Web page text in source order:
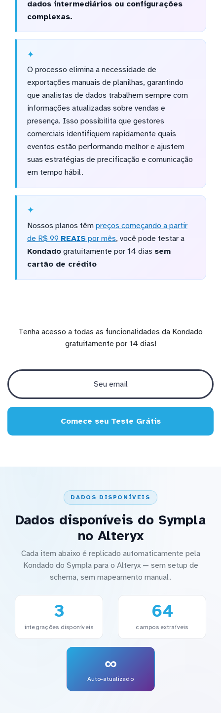
dados intermediários ou configurações
complexas.
O processo elimina a necessidade de
exportações manuais de planilhas, garantindo
que analistas de dados trabalhem sempre com
informações atualizadas sobre vendas e
presença. Isso possibilita que gestores
comerciais identifiquem rapidamente quais
eventos estão performando melhor e ajustem
suas estratégias de precificação e comunicação
em tempo hábil.
Nossos planos têm preços começando a partir
de R$ 99 REAIS por mês, você pode testar a
Kondadogratuitamente por 14 dias sem
cartão de crédito
Tenha acesso a todas as funcionalidades da Kondado
gratuitamente por 14 dias!
Comece seu Teste Grátis
DADOS DISPONÍVEIS
Dados disponíveis do Sympla
no Alteryx
Cada item abaixo é replicado automaticamente pela
Kondado do Sympla para o Alteryx — sem setup de
schema, sem mapeamento manual.
3
integrações disponíveis
64
campos extraíveis
∞
Auto-atualizado